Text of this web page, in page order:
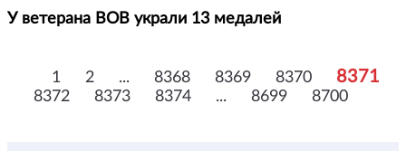
У ветерана ВОВ украли 13 медалей
1 2 ... 8368 8369 8370 8371
8372 8373 8374 ... 8699 8700